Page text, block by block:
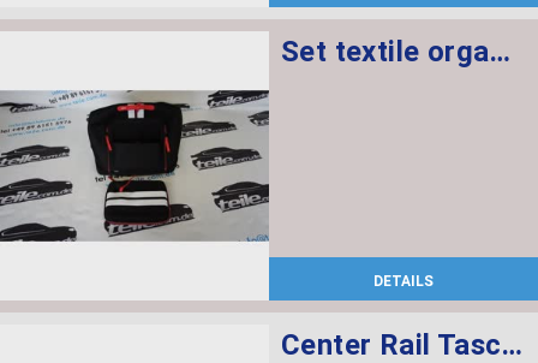
Set textile organizer R58/R59
DETAILS
Center Rail Tasche RAIL R60